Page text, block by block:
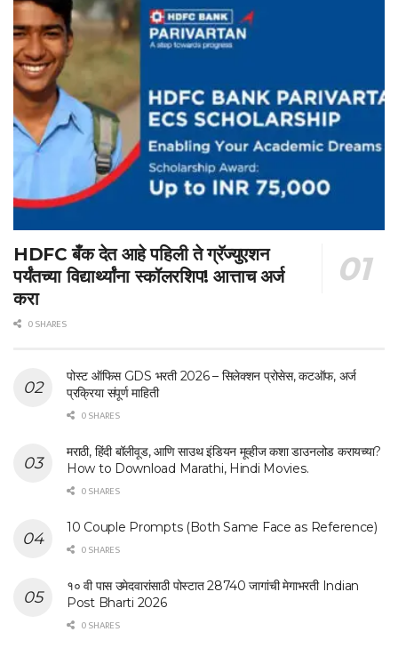
HDFC बँक देत आहे पहिली ते ग्रॅज्युएशन
पर्यंतच्या विद्यार्थ्यांना स्कॉलरशिप! आत्ताच अर्ज
करा
0 SHARES
पोस्ट ऑफिस GDS भरती 2026 – सिलेक्शन प्रोसेस, कटऑफ, अर्ज
प्रक्रिया संपूर्ण माहिती
0 SHARES
मराठी, हिंदी बॉलीवूड, आणि साउथ इंडियन मूव्हीज कशा डाउनलोड करायच्या?
How to Download Marathi, Hindi Movies.
0 SHARES
10 Couple Prompts (Both Same Face as Reference)
0 SHARES
१० वी पास उमेदवारांसाठी पोस्टात 28740 जागांची मेगाभरती Indian
Post Bharti 2026
0 SHARES